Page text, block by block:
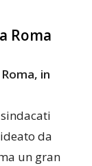
Roma
in
da
un gran